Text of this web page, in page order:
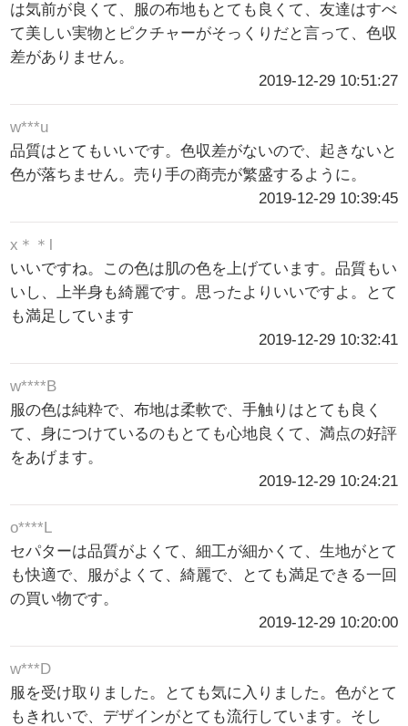
は気前が良くて、服の布地もとても良くて、友達はすべ
て美しい実物とピクチャーがそっくりだと言って、色収
差がありません。
2019-12-29 10:51:27
w***u
品質はとてもいいです。色収差がないので、起きないと
色が落ちません。売り手の商売が繁盛するように。
2019-12-29 10:39:45
x＊＊l
いいですね。この色は肌の色を上げています。品質もい
いし、上半身も綺麗です。思ったよりいいですよ。とて
も満足しています
2019-12-29 10:32:41
w****B
服の色は純粋で、布地は柔軟で、手触りはとても良く
て、身につけているのもとても心地良くて、満点の好評
をあげます。
2019-12-29 10:24:21
o****L
セパターは品質がよくて、細工が細かくて、生地がとて
も快適で、服がよくて、綺麗で、とても満足できる一回
の買い物です。
2019-12-29 10:20:00
w***D
服を受け取りました。とても気に入りました。色がとて
もきれいで、デザインがとても流行しています。そし